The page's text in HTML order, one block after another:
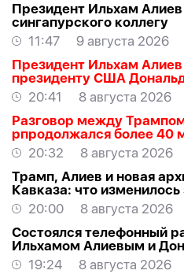
Президент Ильхам
сингапурского коллегу
11:47
9 августа 2026
Президент Ильхам
президенту США
20:41
8 августа 2026
Разговор между
рпродолжался более 40
20:32
8 августа 2026
Трамп, Алиев и новая
Кавказа: что изменилось
ВЗГЛЯД
20:00
8 августа 2026
Состоялся телефонный
Ильхамом Алиевым и
19:24
8 августа 2026